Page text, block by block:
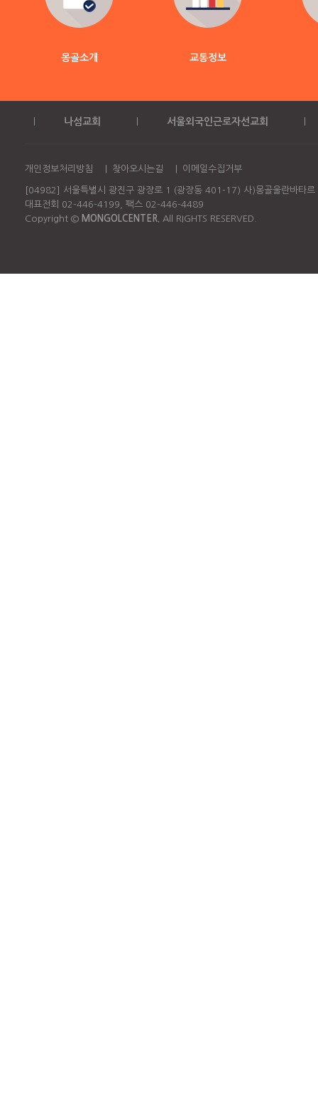
몽골소개 교통정보
나섬교회 서울외국인근로자선교회
개인정보처리방침 찾아오시는길 이메일수집거부
[04982] 서울특별시 광진구 광장로 1 (광장동 401-17) 사)몽골울란바타르
대표전회 02-446-4199, 팩스 02-446-4489
Copyright © MONGOLCENTER. All RIGHTS RESERVED.